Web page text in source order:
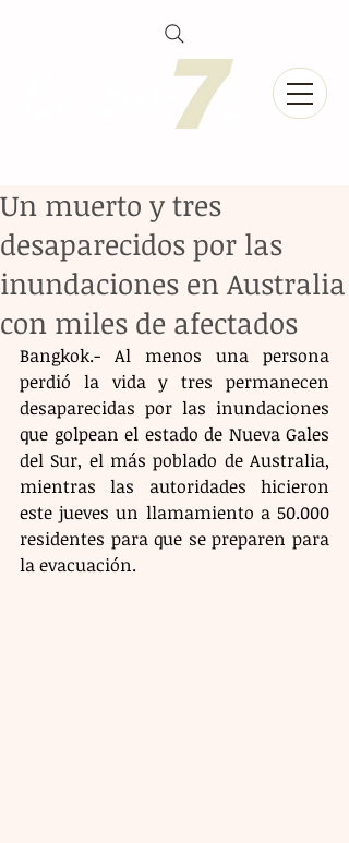
Un muerto y tres
desaparecidos por las
inundaciones en Australia
con miles de afectados
Bangkok.- Al menos una persona
perdió la vida y tres permanecen
desaparecidas por las inundaciones
que golpean el estado de Nueva Gales
del Sur, el más poblado de Australia,
mientras las autoridades hicieron
este jueves un llamamiento a 50.000
residentes para que se preparen para
la evacuación.